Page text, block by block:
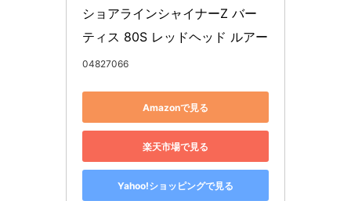
ショアラインシャイナーZ バー
ティス 80S レッドヘッド ルアー
04827066
Amazonで見る
楽天市場で見る
Yahoo!ショッピングで見る